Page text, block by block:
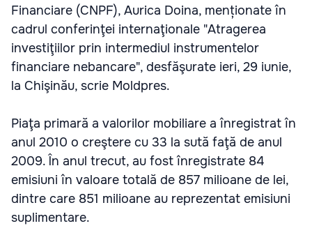
Financiare (CNPF), Aurica Doina, menționate în
cadrul conferinţei internaţionale "Atragerea
investiţiilor prin intermediul instrumentelor
financiare nebancare", desfăşurate ieri, 29 iunie,
la Chişinău, scrie Moldpres.
Piaţa primară a valorilor mobiliare a înregistrat în
anul 2010 o creştere cu 33 la sută faţă de anul
2009. În anul trecut, au fost înregistrate 84
emisiuni în valoare totală de 857 milioane de lei,
dintre care 851 milioane au reprezentat emisiuni
suplimentare.